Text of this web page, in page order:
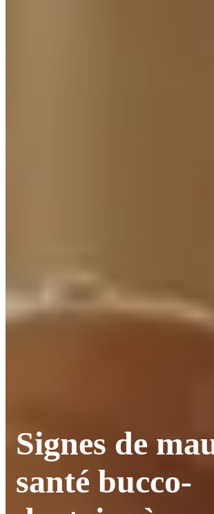
Signes de
santé bucco-